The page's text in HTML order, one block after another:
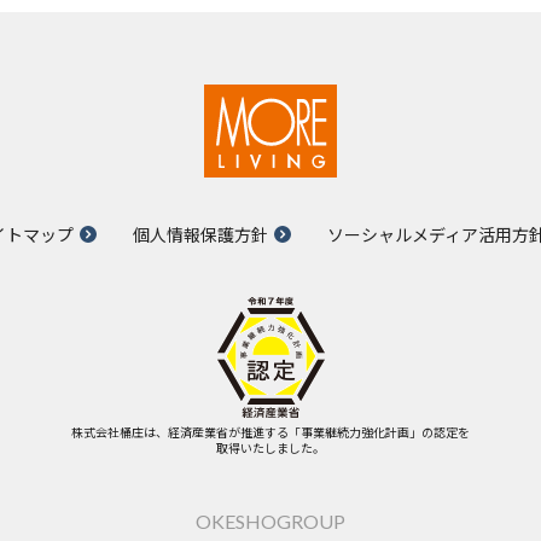
トマップ 個人情報保護方針 ソーシャルメディア活用方
株式会社桶庄は、経済産業省が推進する「事業継続力強化計画」の認定を
取得いたしました。
OKESHOGROUP